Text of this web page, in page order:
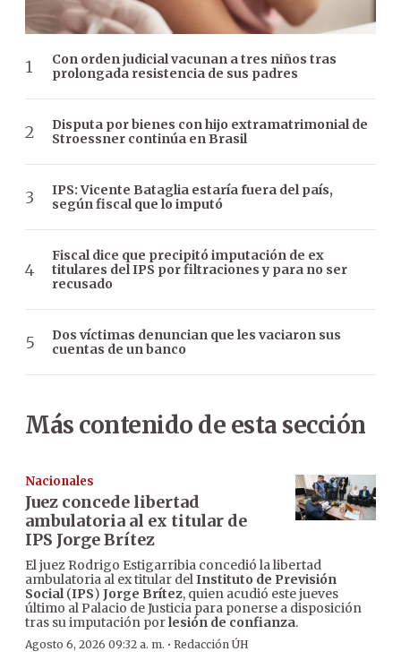
Con orden judicial vacunan a tres niños tras
prolongada resistencia de sus padres
Disputa por bienes con hijo extramatrimonial de
Stroessner continúa en Brasil
IPS: Vicente Bataglia estaría fuera del país,
según fiscal que lo imputó
Fiscal dice que precipitó imputación de ex
titulares del IPS por filtraciones y para no ser
recusado
Dos víctimas denuncian que les vaciaron sus
cuentas de un banco
Más contenido de esta sección
Nacionales
Juez concede libertad
ambulatoria al ex titular de
IPS Jorge Brítez
El juez Rodrigo Estigarribia concedió la libertad
ambulatoria al ex titular delInstituto de Previsión
Social(IPS) Jorge Brítez, quien acudió este jueves
último al Palacio de Justicia para ponerse a disposición
tras su imputación porlesión de confianza.
Agosto 6, 2026 09:32 a. m. · Redacción ÚH